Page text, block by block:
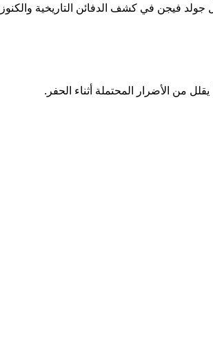
أجهزة مثل جولد فيجن في كشف الدفائن التاريخية والكنوز
من الأضرار المحتملة أثناء الحفر.